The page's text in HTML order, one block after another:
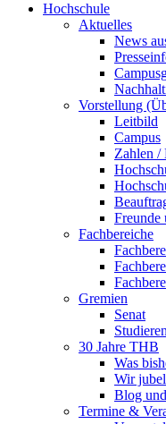
Hochschule
Aktuelles
News
Vorstellung
Leitbild
Campus
Zahlen /
Freunde
Fachbereiche
Gremien
Senat
30 Jahre THB
Was
Wir
Blog
Termine &